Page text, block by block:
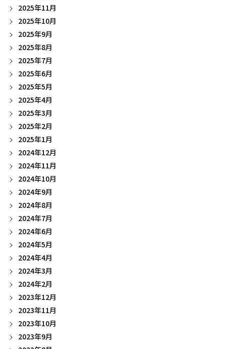
2025年11月
2025年10月
2025年9月
2025年8月
2025年7月
2025年6月
2025年5月
2025年4月
2025年3月
2025年2月
2025年1月
2024年12月
2024年11月
2024年10月
2024年9月
2024年8月
2024年7月
2024年6月
2024年5月
2024年4月
2024年3月
2024年2月
2023年12月
2023年11月
2023年10月
2023年9月